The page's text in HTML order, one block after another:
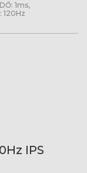
1ms,
120Hz
IPS